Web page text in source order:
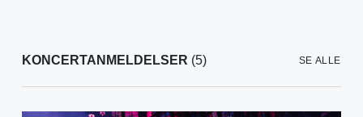
KONCERTANMELDELSER (5) SE ALLE